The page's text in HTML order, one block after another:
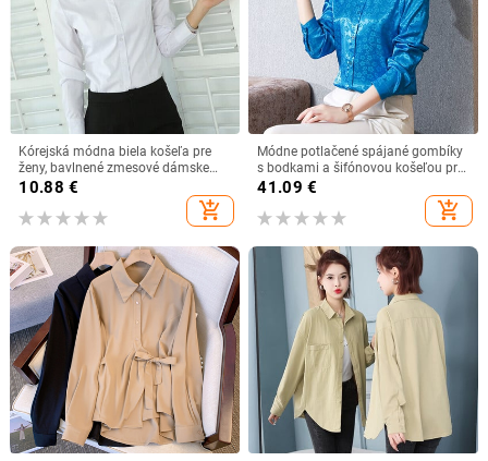
Kórejská módna biela košeľa pre
ženy, bavlnené zmesové dámske
košele s dlhým rukávom, blúzka s
jesennou študentskou košeľou,
veľkosť S-5XL, základné dámske
10.88 €
add_shopping_cart
Módne potlačené spájané gombíky
s bodkami a šifónovou košeľou pre
ženy, jesenné oblečenie 2023, nové
kancelárska blúzka
41.09 €
add_shopping_cart